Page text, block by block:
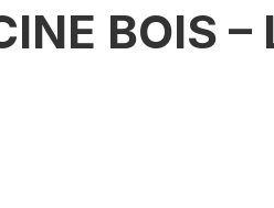
BOIS –